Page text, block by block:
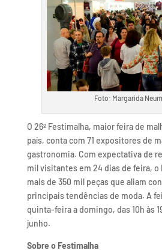
Foto: Margarida
O 26º Festimalha, maior feira de
país, conta com 71 expositores de
gastronomia. Com expectativa de
mil visitantes em 24 dias de feira, o
mais de 350 mil peças que aliam
principais tendências de moda. A
quinta-feira a domingo, das 10h às
junho.
Sobre o Festimalha